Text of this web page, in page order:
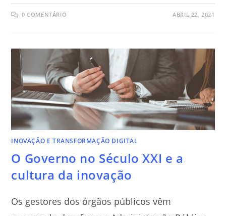
0 COMENTÁRIO ABRIL 22, 2021
INOVAÇÃO E TRANSFORMAÇÃO DIGITAL
O Governo no Século XXI e a
cultura da inovação
Os gestores dos órgãos públicos vêm